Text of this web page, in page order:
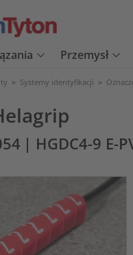
Przemysł
> Systemy identyfikacji >
| HGDC4-9 E-